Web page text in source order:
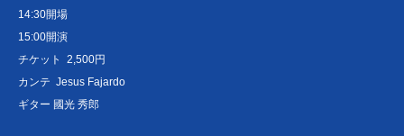
14:30開場
15:00開演
チケット 2,500円
カンテ Jesus Fajardo
ギター 國光 秀郎